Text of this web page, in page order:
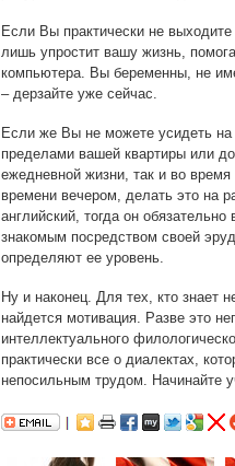
Если Вы практически не
лишь упростит вашу жизнь,
компьютера. Вы беременны, не
– дерзайте уже сейчас.
Если же Вы не можете усидеть на
пределами вашей квартиры или
ежедневной жизни, так и во
времени вечером, делать это на
английский, тогда он
знакомым посредством своей
определяют ее уровень.
Ну и наконец. Для тех, кто знает
найдется мотивация. Разве это
интеллектуального
практически все о диалектах,
непосильным трудом. Начинайте